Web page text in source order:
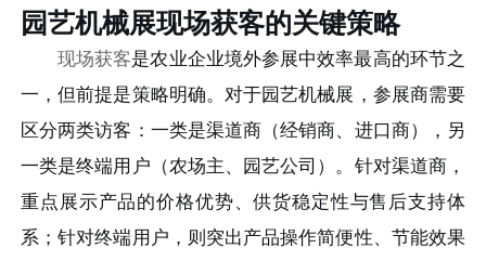
园艺机械展现场获客的关键策略
现场获客是农业企业境外参展中效率最高的环节之
一，但前提是策略明确。对于园艺机械展，参展商需要
区分两类访客：一类是渠道商（经销商、进口商），另
一类是终端用户（农场主、园艺公司）。针对渠道商，
重点展示产品的价格优势、供货稳定性与售后支持体
系；针对终端用户，则突出产品操作简便性、节能效果